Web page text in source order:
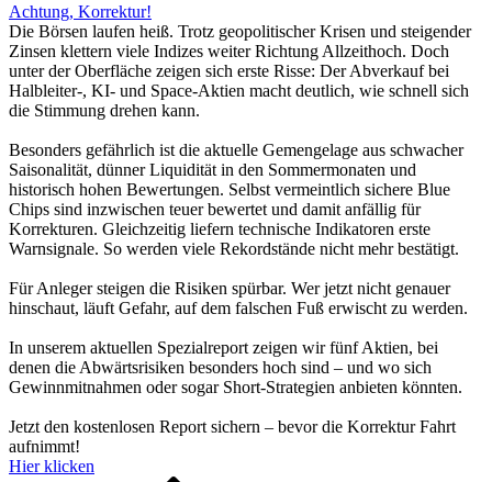
Achtung, Korrektur!
Die Börsen laufen heiß. Trotz geopolitischer Krisen und steigender
Zinsen klettern viele Indizes weiter Richtung Allzeithoch. Doch
unter der Oberfläche zeigen sich erste Risse: Der Abverkauf bei
Halbleiter-, KI- und Space-Aktien macht deutlich, wie schnell sich
die Stimmung drehen kann.
Besonders gefährlich ist die aktuelle Gemengelage aus schwacher
Saisonalität, dünner Liquidität in den Sommermonaten und
historisch hohen Bewertungen. Selbst vermeintlich sichere Blue
Chips sind inzwischen teuer bewertet und damit anfällig für
Korrekturen. Gleichzeitig liefern technische Indikatoren erste
Warnsignale. So werden viele Rekordstände nicht mehr bestätigt.
Für Anleger steigen die Risiken spürbar. Wer jetzt nicht genauer
hinschaut, läuft Gefahr, auf dem falschen Fuß erwischt zu werden.
In unserem aktuellen Spezialreport zeigen wir fünf Aktien, bei
denen die Abwärtsrisiken besonders hoch sind – und wo sich
Gewinnmitnahmen oder sogar Short-Strategien anbieten könnten.
Jetzt den kostenlosen Report sichern – bevor die Korrektur Fahrt
aufnimmt!
Hier klicken